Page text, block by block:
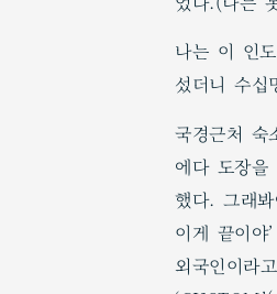
나는 이 인
섰더니 수
국경근처 숙
에다 도장을
했다. 그래
이게 끝이야
외국인이라